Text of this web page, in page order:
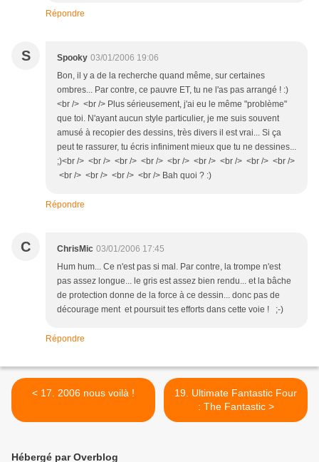
Répondre
S Spooky 03/01/2006 19:06
Bon, il y a de la recherche quand même, sur certaines
ombres... Par contre, ce pauvre ET, tu ne l'as pas arrangé ! :)
<br /> <br /> Plus sérieusement, j'ai eu le même "problème"
que toi. N'ayant aucun style particulier, je me suis souvent
amusé à recopier des dessins, très divers il est vrai... Si ça
peut te rassurer, tu écris infiniment mieux que tu ne dessines...
;)<br /> <br /> <br /> <br /> <br /> <br /> <br /> <br /> <br />
<br /> <br /> <br /> <br /> Bah quoi ? :)
Répondre
C ChrisMic 03/01/2006 17:45
Hum hum... Ce n'est pas si mal. Par contre, la trompe n'est
pas assez longue... le gris est assez bien rendu... et la bâche
de protection donne de la force à ce dessin... donc pas de
décourage ment et poursuit tes efforts dans cette voie ! ;-)
Répondre
< 17. 2006 nous voilà !
19. Ultimate Fantastic Four
: The Fantastic >
Hébergé par Overblog